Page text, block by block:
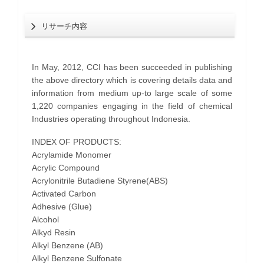
リサーチ内容
In May, 2012, CCI has been succeeded in publishing
the above directory which is covering details data and
information from medium up-to large scale of some
1,220 companies engaging in the field of chemical
Industries operating throughout Indonesia.
INDEX OF PRODUCTS:
Acrylamide Monomer
Acrylic Compound
Acrylonitrile Butadiene Styrene(ABS)
Activated Carbon
Adhesive (Glue)
Alcohol
Alkyd Resin
Alkyl Benzene (AB)
Alkyl Benzene Sulfonate